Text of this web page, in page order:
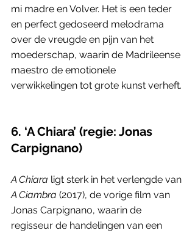
mi madre en Volver. Het is een teder
en perfect gedoseerd melodrama
over de vreugde en pijn van het
moederschap, waarin de Madrileense
maestro de emotionele
verwikkelingen tot grote kunst verheft.
6. ‘A Chiara’ (regie: Jonas
Carpignano)
A Chiara ligt sterk in het verlengde van
A Ciambra (2017), de vorige film van
Jonas Carpignano, waarin de
regisseur de handelingen van een